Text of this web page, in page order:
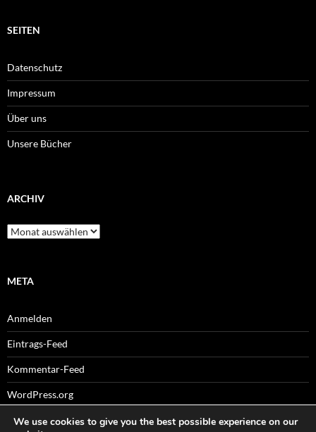
SEITEN
Datenschutz
Impressum
Über uns
Unsere Bücher
ARCHIV
Archiv
META
Anmelden
Eintrags-Feed
Kommentar-Feed
WordPress.org
We use cookies to give you the best possible experience on our